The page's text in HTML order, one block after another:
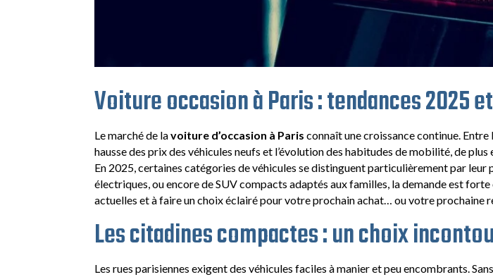
Voiture occasion à Paris : tendances 2025
Le marché de lavoiture d’occasion à Paris connaît une croissance continue.
hausse des prix des véhicules neufs et l’évolution des habitudes de mobilité, de
En 2025, certaines catégories de véhicules se distinguent particulièrement par leur
électriques, ou encore de SUV compacts adaptés aux familles, la demande est
actuelles et à faire un choix éclairé pour votre prochain achat… ou votre prochaine
Les citadines compactes : un choix
Les rues parisiennes exigent des véhicules faciles à manier et peu encombrants.